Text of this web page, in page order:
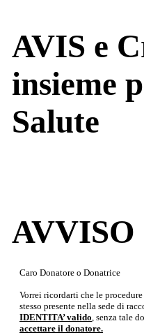
AVIS e
insieme
Salute
Caro Donatore o Donatrice
Vorrei ricordarti che le
stesso presente nella sede di
IDENTITA’ valido, senza tale
accettare il donatore.